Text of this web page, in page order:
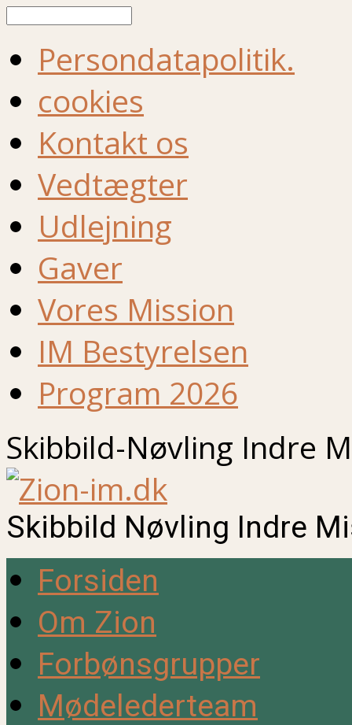
Persondatapolitik.
cookies
Kontakt os
Vedtægter
Udlejning
Gaver
Vores Mission
IM Bestyrelsen
Program 2026
Skibbild-Nøvling Indre
Skibbild Nøvling Indre
Forsiden
Om Zion
Forbønsgrupper
Mødelederteam